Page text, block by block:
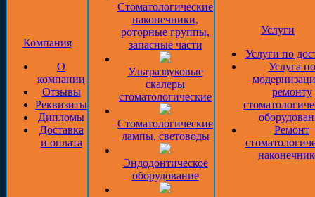
Компания
О
компании
Отзывы
Реквизиты
Дипломы
Доставка
и оплата
Стоматологические
наконечники,
роторные группы,
запасные части
Ультразвуковые
скалеры
стоматологические
Стоматологические
лампы, световоды
Эндодонтическое
оборудование
Услуги
Услуги по
Услуга по
ремонту
Ремонт